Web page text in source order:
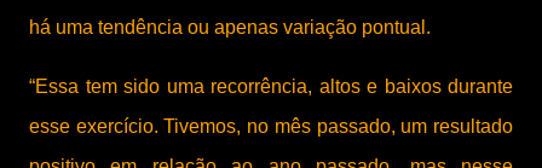
há uma tendência ou apenas variação pontual.
“Essa tem sido uma recorrência, altos e baixos durante
esse exercício. Tivemos, no mês passado, um resultado